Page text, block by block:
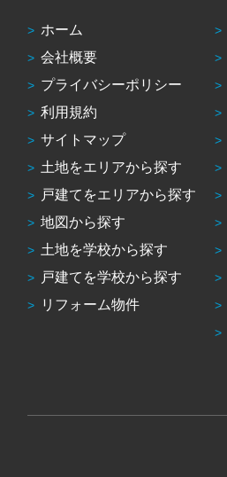
ホーム
会社概要
プライバシーポリシー
利用規約
サイトマップ
土地をエリアから探す
戸建てをエリアから探す
地図から探す
土地を学校から探す
戸建てを学校から探す
リフォーム物件